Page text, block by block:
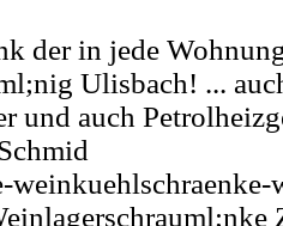
der in jede
Ulisbach! ...
und auch
weinkuehlschraenke-